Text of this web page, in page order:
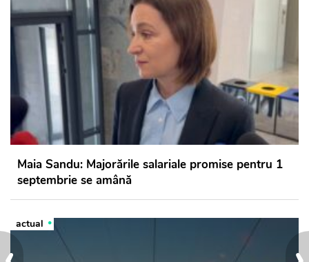
Maia Sandu: Majorările salariale promise pentru 1
septembrie se amână
actual